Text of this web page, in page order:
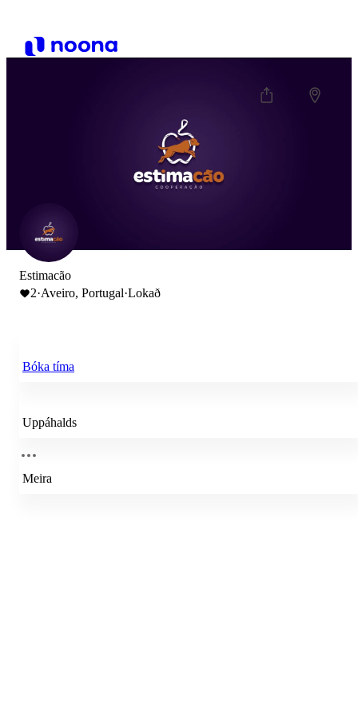
Estimacão
2·Aveiro, Portugal·Lokað
Bóka tíma
Uppáhalds
Meira